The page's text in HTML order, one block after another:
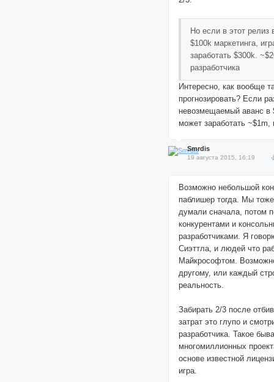
Но если в этот релиз
$100k маркетинга,
заработать $300k.
разработчика
Интересно, как вообще
прогнозировать? Если
невозмещаемый аванс в
может заработать
Smrdis
19 августа 2015, 16:19
Возможно небольшой
паблишер тогда. Мы
думали сначала, потом
конкурентами и
разработчиками. Я
Сиэттла, и людей что
Майкрософтом.
другому, или каждый
реальность.
Забирать 2/3 после
затрат это глупо и
разработчика. Такое
многомиллионных
основе известной
игра.